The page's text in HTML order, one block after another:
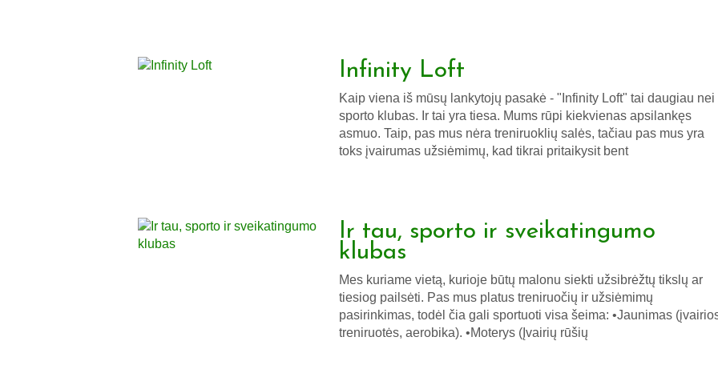
Infinity Loft
Kaip viena iš mūsų lankytojų pasakė - "Infinity Loft" tai daugiau nei
sporto klubas. Ir tai yra tiesa. Mums rūpi kiekvienas apsilankęs
asmuo. Taip, pas mus nėra treniruoklių salės, tačiau pas mus yra
toks įvairumas užsiėmimų, kad tikrai pritaikysit bent
Ir tau, sporto ir sveikatingumo
klubas
Mes kuriame vietą, kurioje būtų malonu siekti užsibrėžtų tikslų ar
tiesiog pailsėti. Pas mus platus treniruočių ir užsiėmimų
pasirinkimas, todėl čia gali sportuoti visa šeima: •Jaunimas
treniruotės, aerobika). •Moterys (Įvairių rūšių